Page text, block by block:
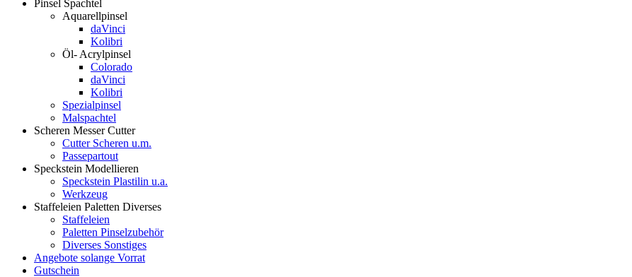
Pinsel Spachtel
Aquarellpinsel
daVinci
Kolibri
Öl- Acrylpinsel
Colorado
daVinci
Kolibri
Spezialpinsel
Malspachtel
Scheren Messer Cutter
Cutter Scheren u.m.
Passepartout
Speckstein Modellieren
Speckstein Plastilin u.a.
Werkzeug
Staffeleien Paletten Diverses
Staffeleien
Paletten Pinselzubehör
Diverses Sonstiges
Angebote solange Vorrat
Gutschein